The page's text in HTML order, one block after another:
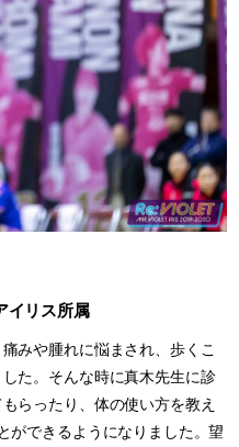
イリス所属
みや腫れに悩まされ、歩くこ
た。そんな時に真木先生に診
らったり、体の使い方を教え
ができるようになりました。望